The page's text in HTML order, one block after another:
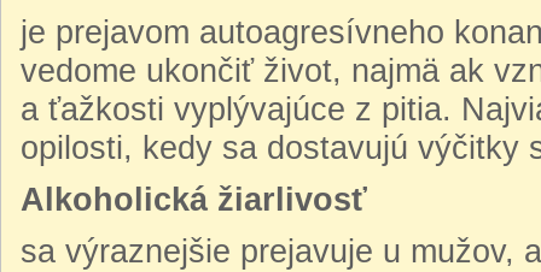
je prejavom autoagresívneho
vedome ukončiť život, najmä ak
a ťažkosti vyplývajúce z pitia.
opilosti, kedy sa dostavujú výčitky
Alkoholická žiarlivosť
sa výraznejšie prejavuje u mužov,